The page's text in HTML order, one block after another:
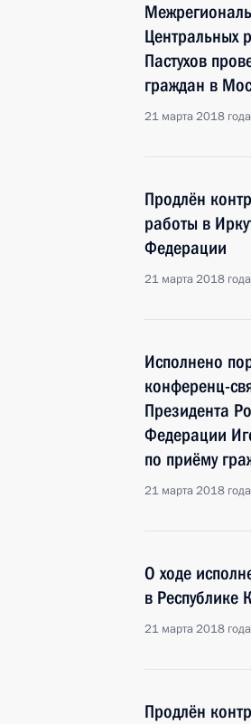
Центральных
Пастухов
граждан в
21 марта 2018
Продлён
работы в
Федерации
21 марта 2018
Исполнено
конференц-
Президента
Федерации
по приёму
21 марта 2018
О ходе
в Республике
21 марта 2018
Продлён